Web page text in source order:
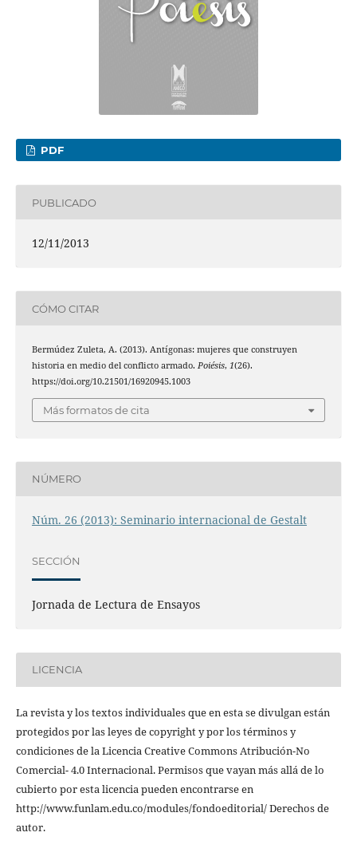
PDF
PUBLICADO
12/11/2013
CÓMO CITAR
Bermúdez Zuleta, A. (2013). Antígonas: mujeres que construyen
historia en medio del conflicto armado. Poiésis, 1(26).
https://doi.org/10.21501/16920945.1003
Más formatos de cita
NÚMERO
Núm. 26 (2013): Seminario internacional de Gestalt
SECCIÓN
Jornada de Lectura de Ensayos
LICENCIA
La revista y los textos individuales que en esta se divulgan están
protegidos por las leyes de copyright y por los términos y
condiciones de la Licencia Creative Commons Atribución-No
Comercial- 4.0 Internacional. Permisos que vayan más allá de lo
cubierto por esta licencia pueden encontrarse en
http://www.funlam.edu.co/modules/fondoeditorial/ Derechos de
autor.